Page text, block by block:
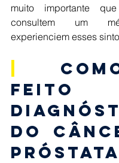
muito importante
consultem um
experienciem esses
do